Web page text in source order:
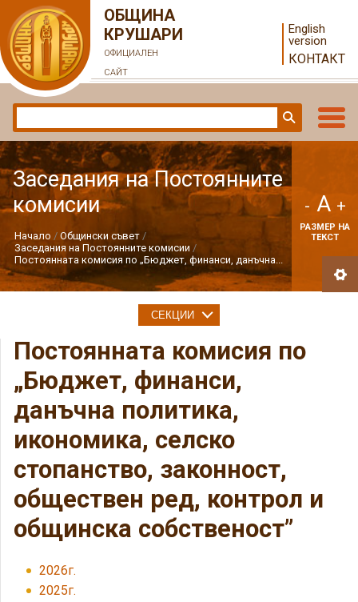
ОБЩИНА
КРУШАРИ
ОФИЦИАЛЕН
САЙТ
English
version
КОНТАКТ
Заседания на Постоянните
комисии
Начало
Общински съвет
Заседания на Постоянните комисии
Постоянната комисия по „Бюджет, финанси, данъчна...
- A +
РАЗМЕР НА
ТЕКСТ
Постоянната комисия по
„Бюджет, финанси,
данъчна политика,
икономика, селско
стопанство, законност,
обществен ред, контрол и
общинска собственост”
2026г.
2025г.
СЕКЦИИ